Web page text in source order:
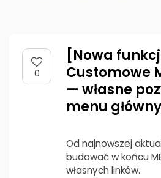
0
[Nowa
Customowe
— własne
menu
Od najnowszej
budować w końcu
własnych linków.